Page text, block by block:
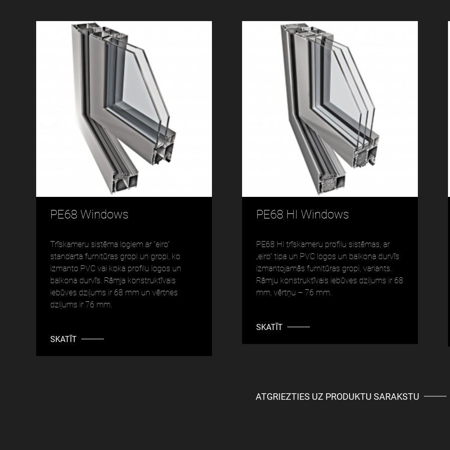
PE68 Windows
Trīskameru sistēma logiem ar “eiro”
standarta furnitūras gropi un gropi, ko
izmanto PVC vai koka profilu logos un
balkona durvīs. Rāmja konstruktīvais
iebūves dziļums ir 68 mm un vērtnes
dziļums ir 76 mm.
SKATĪT
PE68 HI Windows
PE68 HI trīskameru profilu sistēmas, ar
„eiro” tipa un PVC logos un balkona durvīs
izmantojamās furnitūras gropi, variants.
Rāmju konstruktīvais iebūves dziļums ir 68
mm, vērtņu – 76 mm.
SKATĪT
ATGRIEZTIES UZ PRODUKTU SARAKSTU